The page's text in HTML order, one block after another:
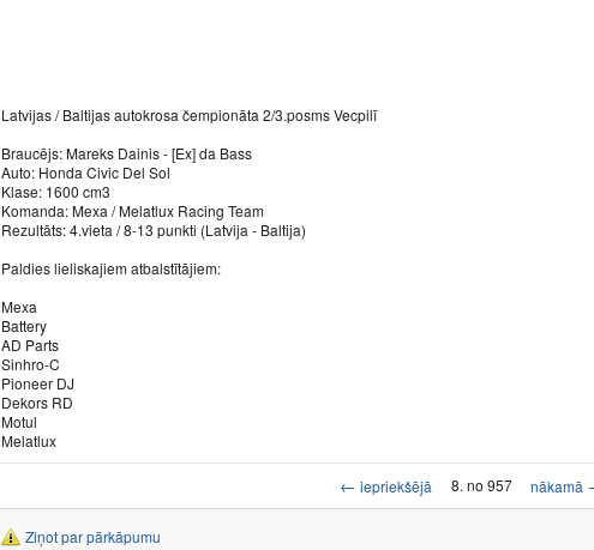
Latvijas / Baltijas autokrosa čempionāta 2/3.posms Vecpilī
Braucējs: Mareks Dainis - [Ex] da Bass
Auto: Honda Civic Del Sol
Klase: 1600 cm3
Komanda: Mexa / Melatlux Racing Team
Rezultāts: 4.vieta / 8-13 punkti (Latvija - Baltija)
Paldies lieliskajiem atbalstītājiem:
Mexa
Battery
AD Parts
Sinhro-C
Pioneer DJ
Dekors RD
Motul
Melatlux
← iepriekšējā 8. no 957 nākamā
Ziņot par pārkāpumu